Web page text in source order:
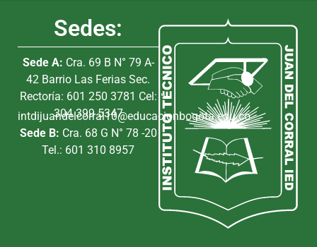
Sedes:
Sede A: Cra. 69 B N° 79 A-
42 Barrio Las Ferias Sec.
Rectoría: 601 250 3781 Cel:
304 399 5347
intdijuandelcorral10@educacionbogota.edu.co
Sede B: Cra. 68 G N° 78 -20
Tel.: 601 310 8957